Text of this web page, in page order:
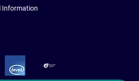
Information